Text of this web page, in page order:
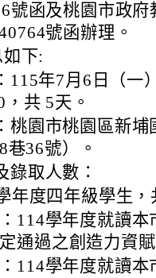
號函及桃園市政
號函辦理。
下:
115年7月6日（一
共 5天。
桃園市桃園區新
巷36號）。
錄取人數：
年度四年級學生，
114學年度就讀
通過之創造力資
114學年度就讀